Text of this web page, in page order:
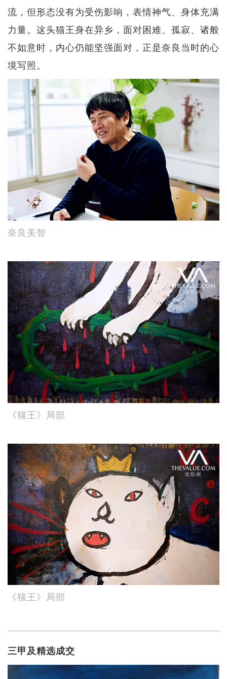
流，但形态没有为受伤影响，表情神气、身体充满
力量。这头猫王身在异乡，面对困难、孤寂、诸般
不如意时，内心仍能坚强面对，正是奈良当时的心
境写照。
奈良美智
《猫王》局部
《猫王》局部
三甲及精选成交